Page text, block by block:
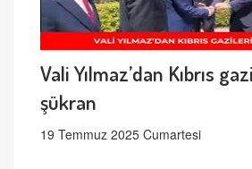
Vali Yılmaz’dan Kıbrıs
şükran
19 Temmuz 2025 Cumartesi